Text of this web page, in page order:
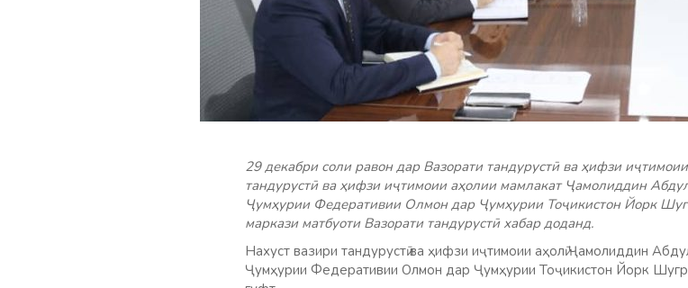
29 декабри соли равон дар Вазорати тандурустӣ ва ҳифзи
тандурустӣ ва ҳифзи иҷтимоии аҳолии мамлакат Ҷамолиддин
Ҷумҳурии Федеративии Олмон дар Ҷумҳурии Тоҷикистон Йорк
маркази матбуоти Вазорати тандурустӣ хабар доданд.
Нахуст вазири тандурустӣ ва ҳифзи иҷтимоии аҳолӣ Ҷамолиддин
Ҷумҳурии Федеративии Олмон дар Ҷумҳурии Тоҷикистон Йорк